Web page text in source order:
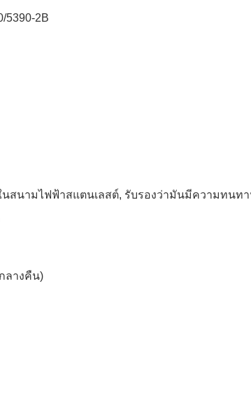
5390-2B
นสนามไฟฟ้าสแตนเลสต์, รับรองว่ามันมีความทนท
ลางคืน)